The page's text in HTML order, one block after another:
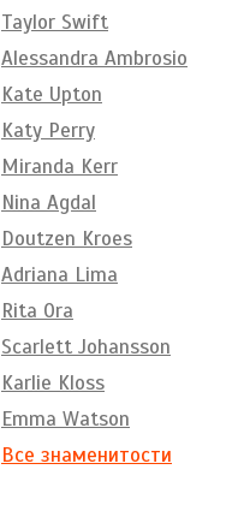
Taylor Swift
Alessandra Ambrosio
Kate Upton
Katy Perry
Miranda Kerr
Nina Agdal
Doutzen Kroes
Adriana Lima
Rita Ora
Scarlett Johansson
Karlie Kloss
Emma Watson
Все знаменитости